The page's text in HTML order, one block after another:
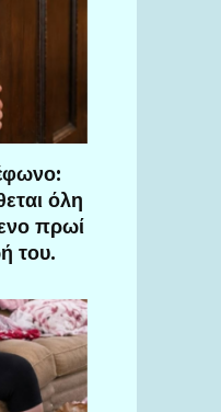
όλη
πρωί
του.